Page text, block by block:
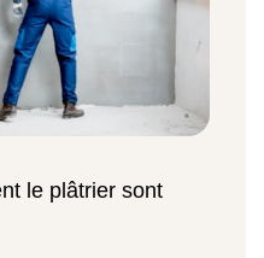
le plâtrier sont